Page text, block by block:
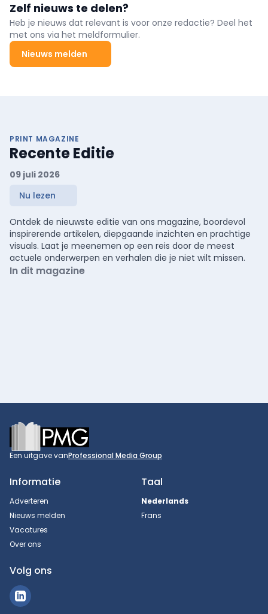
Zelf nieuws te delen?
Heb je nieuws dat relevant is voor onze redactie? Deel het
met ons via het meldformulier.
Nieuws melden
PRINT MAGAZINE
Recente Editie
09 juli 2026
Nu lezen
Ontdek de nieuwste editie van ons magazine, boordevol
inspirerende artikelen, diepgaande inzichten en prachtige
visuals. Laat je meenemen op een reis door de meest
actuele onderwerpen en verhalen die je niet wilt missen.
In dit magazine
Footer
Een uitgave vanProfessional Media Group
Informatie
Adverteren
Nieuws melden
Vacatures
Over ons
Taal
Nederlands
Frans
Volg ons